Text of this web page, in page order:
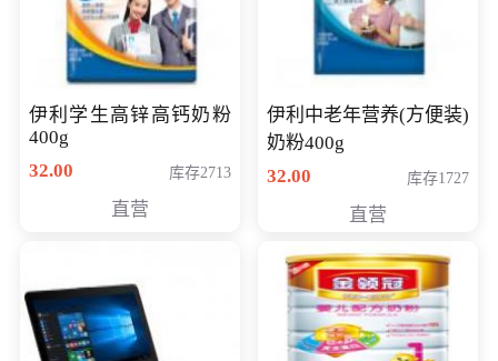
伊利学生高锌高钙奶粉
400g
32.00
库存2713
直营
伊利中老年营养(方便装)
奶粉400g
32.00
库存1727
直营